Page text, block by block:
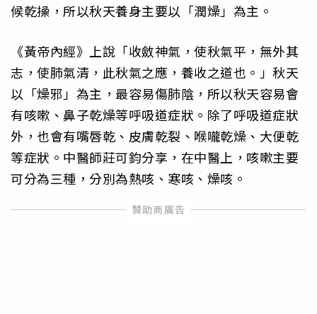
候乾操，所以秋天養身主要以「潤燥」為主。
《黃帝內經》上說「收斂神氣，使秋氣平，無外其
志，使肺氣清，此秋氣之應，養收之道也。」秋天
以「燥邪」為主，最容易傷肺陰，所以秋天容易會
有咳嗽、鼻子乾燥等呼吸道症狀。除了呼吸道症狀
外，也會有嘴唇乾、皮膚乾裂、喉嚨乾燥、大便乾
等症狀。中醫師莊可鈞分享，在中醫上，咳嗽主要
可分為三種，分別為熱咳、寒咳、燥咳。